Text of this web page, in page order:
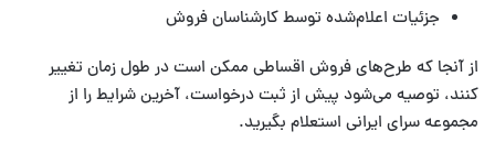
جزئیات اعلام‌شده توسط کارشناسان فروش
از آنجا که طرح‌های فروش اقساطی ممکن است در طول زمان تغییر
کنند، توصیه می‌شود پیش از ثبت درخواست، آخرین شرایط را از
مجموعه سرای ایرانی استعلام بگیرید.